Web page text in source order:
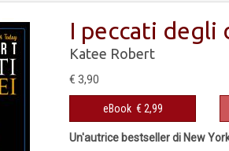
I peccati degli
Katee Robert
€ 3,90
eBook € 2,99
Un'autrice bestseller di New